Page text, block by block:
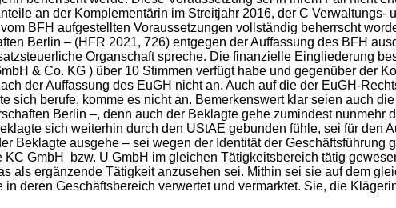
an der Komplementärin im Streitjahr 2016, der C Verwaltungs-
BFH aufgestellten Voraussetzungen vollständig beherrscht
Berlin – (HFR 2021, 726) entgegen der Auffassung des BFH
Organschaft spreche. Die finanzielle Eingliederung
& Co. KG ) über 10 Stimmen verfügt habe und gegenüber der
der Auffassung des EuGH nicht an. Auch auf die der EuGH-
berufe, komme es nicht an. Bemerkenswert klar seien auch
Berlin –, denn auch der Beklagte gehe zumindest nunmehr
sich weiterhin durch den UStAE gebunden fühle, sei für den
Beklagte ausgehe – sei wegen der Identität der Geschäftsführung
GmbH bzw. U GmbH im gleichen Tätigkeitsbereich tätig
als ergänzende Tätigkeit anzusehen sei. Mithin sei sie auf dem
deren Geschäftsbereich verwertet und vermarktet. Sie, die